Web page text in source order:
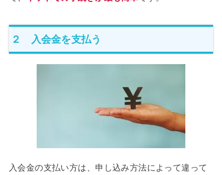
２ 入会金を支払う
入会金の支払い方は、申し込み方法によって違って